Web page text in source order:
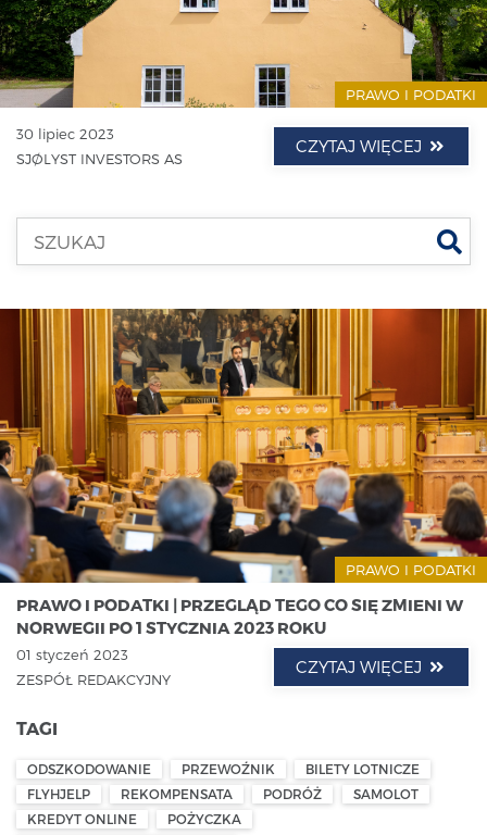
PRAWO I PODATKI
30 lipiec 2023
SJØLYST INVESTORS AS
CZYTAJ WIĘCEJ
PRAWO I PODATKI
PRAWO I PODATKI | PRZEGLĄD TEGO CO SIĘ ZMIENI W
NORWEGII PO 1 STYCZNIA 2023 ROKU
01 styczeń 2023
ZESPÓŁ REDAKCYJNY
CZYTAJ WIĘCEJ
TAGI
ODSZKODOWANIE PRZEWOŹNIK
BILETY LOTNICZE
FLYHJELP
REKOMPENSATA PODRÓŻ
SAMOLOT
KREDYT ONLINE
POŻYCZKA